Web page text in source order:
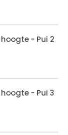
- Pui 2
- Pui 3